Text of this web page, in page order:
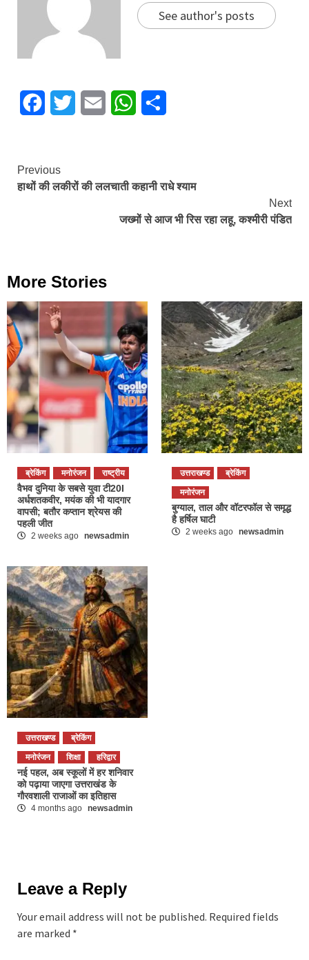
See author's posts
FacebookTwitter Email WhatsApp
Continue
Reading
Previous
हाथों की लकीरों की ललचाती कहानी राधे श्याम
Next
जख्मों से आज भी रिस रहा लहू, कश्मीरी पंडित
More Stories
ब्रेकिंग मनोरंजन राष्ट्रीय
वैभव दुनिया के सबसे युवा टी20I
अर्धशतकवीर, मयंक की भी यादगार
वापसी; बतौर कप्तान श्रेयस की
पहली जीत
2 weeks ago newsadmin
उत्तराखण्ड
ब्रेकिंग
मनोरंजन
बुग्याल, ताल और वॉटरफॉल से समृद्ध
है हर्षिल घाटी
2 weeks ago newsadmin
उत्तराखण्ड
ब्रेकिंग
मनोरंजन
शिक्षा हरिद्वार
नई पहल, अब स्कूलों में हर शनिवार
को पढ़ाया जाएगा उत्तराखंड के
गौरवशाली राजाओं का इतिहास
4 months ago newsadmin
Leave a Reply
Your email address will not be published. Required fields
are marked *